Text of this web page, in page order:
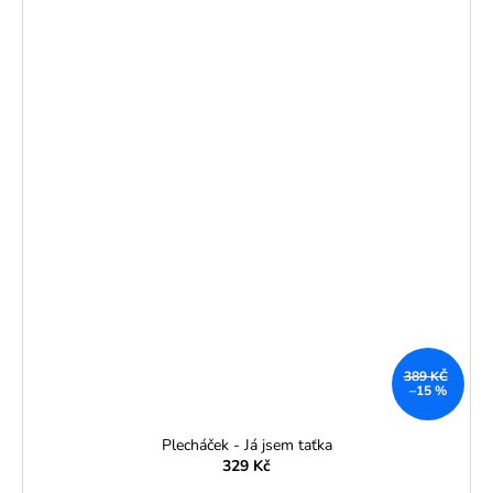
389 KČ
–15 %
Plecháček - Já jsem taťka
329 Kč